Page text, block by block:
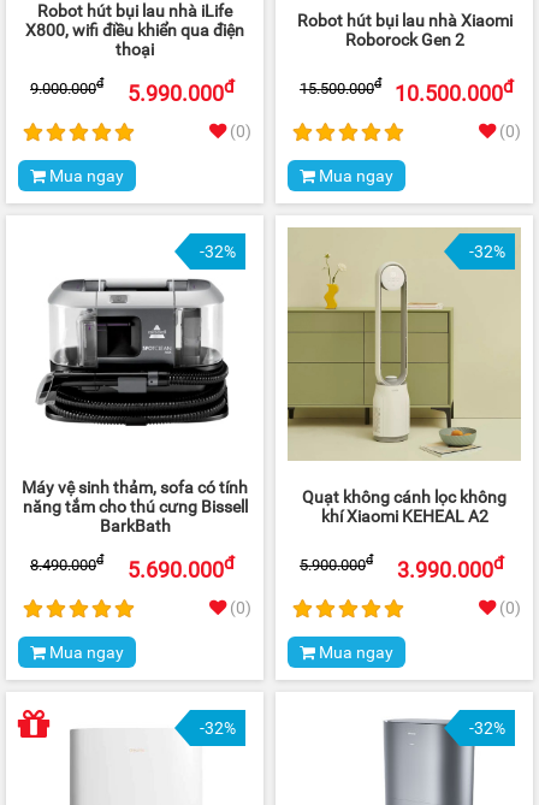
Robot hút bụi lau nhà iLife
X800, wifi điều khiển qua điện
thoại
5.990.000đ
9.000.000đ
(0)
Mua ngay
Robot hút bụi lau nhà Xiaomi
Roborock Gen 2
10.500.000đ
15.500.000đ
(0)
Mua ngay
-32%
Máy vệ sinh thảm, sofa có tính
năng tắm cho thú cưng Bissell
BarkBath
5.690.000đ
8.490.000đ
(0)
Mua ngay
-32%
Quạt không cánh lọc không
khí Xiaomi KEHEAL A2
3.990.000đ
5.900.000đ
(0)
Mua ngay
-32% -32%